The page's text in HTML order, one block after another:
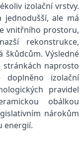
izolační vrstvy.
jednodušší, ale má
vnitřního prostoru,
rekonstrukce,
škůdcům. Výsledné
naprosto
izolační
pravidel
obálkou
nárokům
energií.